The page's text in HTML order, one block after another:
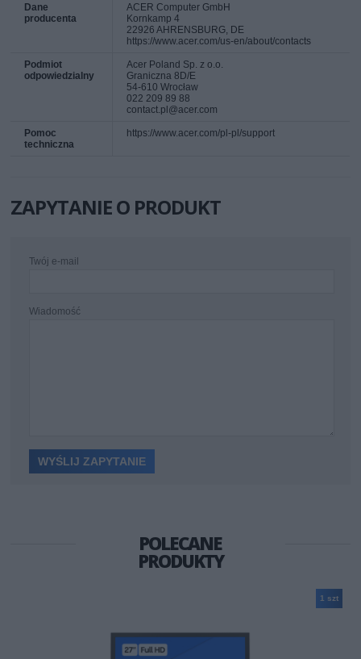
Dane
producenta
ACER Computer GmbH
Kornkamp 4
22926 AHRENSBURG, DE
https://www.acer.com/us-en/about/contacts
Podmiot
odpowiedzialny
Acer Poland Sp. z o.o.
Graniczna 8D/E
54-610 Wrocław
022 209 89 88
contact.pl@acer.com
Pomoc
techniczna
https://www.acer.com/pl-pl/support
ZAPYTANIE O PRODUKT
Twój e-mail
Wiadomość
POLECANE
PRODUKTY
1 szt